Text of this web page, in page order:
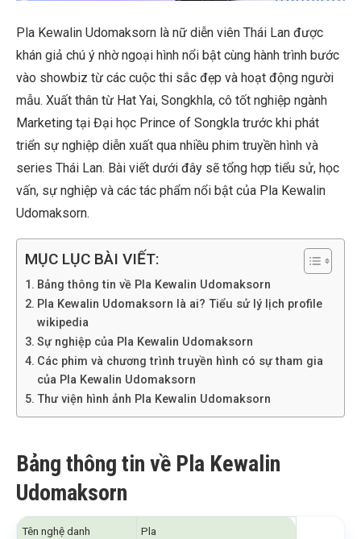
Pla Kewalin Udomaksorn là nữ diễn viên Thái Lan được
khán giả chú ý nhờ ngoại hình nổi bật cùng hành trình bước
vào showbiz từ các cuộc thi sắc đẹp và hoạt động người
mẫu. Xuất thân từ Hat Yai, Songkhla, cô tốt nghiệp ngành
Marketing tại Đại học Prince of Songkla trước khi phát
triển sự nghiệp diễn xuất qua nhiều phim truyền hình và
series Thái Lan. Bài viết dưới đây sẽ tổng hợp tiểu sử, học
vấn, sự nghiệp và các tác phẩm nổi bật của Pla Kewalin
Udomaksorn.
MỤC LỤC BÀI VIẾT:
Bảng thông tin về Pla Kewalin Udomaksorn
Pla Kewalin Udomaksorn là ai? Tiểu sử lý lịch profile
wikipedia
Sự nghiệp của Pla Kewalin Udomaksorn
Các phim và chương trình truyền hình có sự tham gia
của Pla Kewalin Udomaksorn
Thư viện hình ảnh Pla Kewalin Udomaksorn
Bảng thông tin về Pla Kewalin
Udomaksorn
Tên nghệ danh Pla